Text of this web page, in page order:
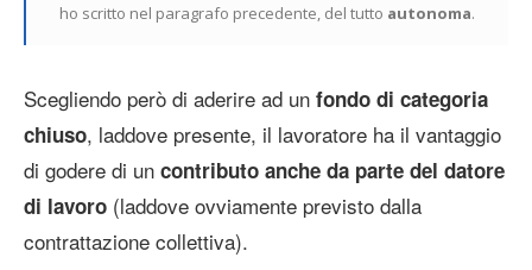
ho scritto nel paragrafo precedente, del tutto autonoma.
Scegliendo però di aderire ad un fondo di categoria
chiuso, laddove presente, il lavoratore ha il vantaggio
di godere di un contributo anche da parte del datore
di lavoro (laddove ovviamente previsto dalla
contrattazione collettiva).